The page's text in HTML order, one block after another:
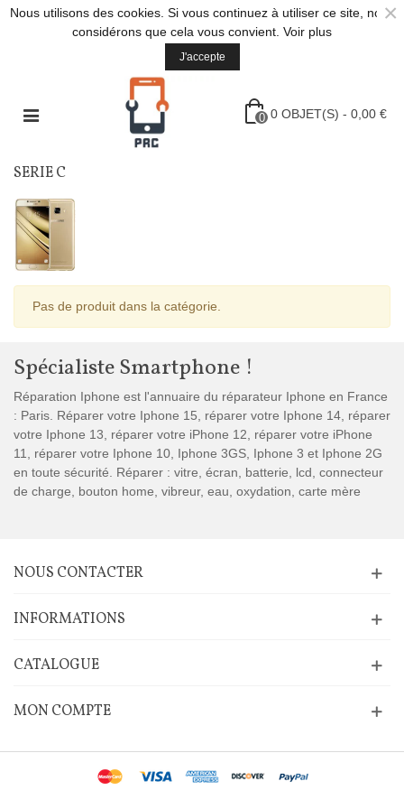
Nous utilisons des cookies. Si vous continuez à utiliser ce site, nous
considérons que cela vous convient. Voir plus
J'accepte
×
0 0 OBJET(S) - 0,00 €
SERIE C
Pas de produit dans la catégorie.
Spécialiste Smartphone !
Réparation Iphone est l'annuaire du réparateur Iphone en France
: Paris. Réparer votre Iphone 15, réparer votre Iphone 14, réparer
votre Iphone 13, réparer votre iPhone 12, réparer votre iPhone
11, réparer votre Iphone 10, Iphone 3GS, Iphone 3 et Iphone 2G
en toute sécurité. Réparer : vitre, écran, batterie, lcd, connecteur
de charge, bouton home, vibreur, eau, oxydation, carte mère
NOUS CONTACTER
INFORMATIONS
CATALOGUE
MON COMPTE